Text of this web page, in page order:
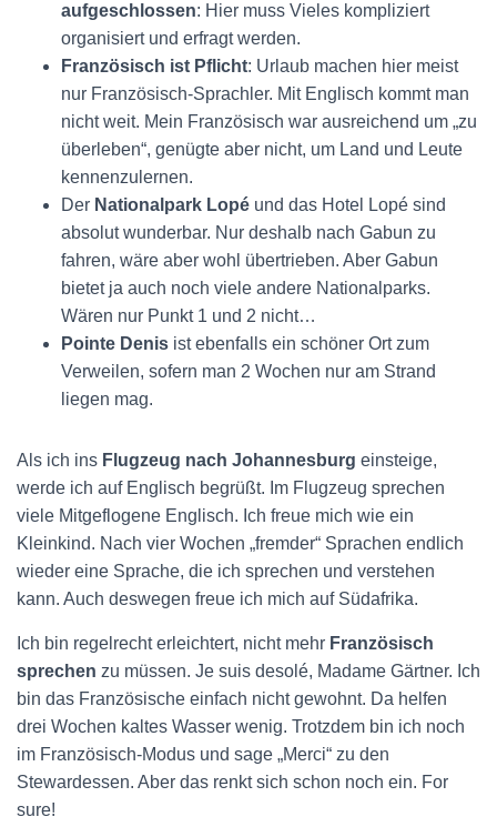
aufgeschlossen: Hier muss Vieles kompliziert
organisiert und erfragt werden.
Französisch ist Pflicht: Urlaub machen hier meist
nur Französisch-Sprachler. Mit Englisch kommt man
nicht weit. Mein Französisch war ausreichend um „zu
überleben“, genügte aber nicht, um Land und Leute
kennenzulernen.
Der Nationalpark Lopé und das Hotel Lopé sind
absolut wunderbar. Nur deshalb nach Gabun zu
fahren, wäre aber wohl übertrieben. Aber Gabun
bietet ja auch noch viele andere Nationalparks.
Wären nur Punkt 1 und 2 nicht…
Pointe Denis ist ebenfalls ein schöner Ort zum
Verweilen, sofern man 2 Wochen nur am Strand
liegen mag.
Als ich ins Flugzeug nach Johannesburg einsteige,
werde ich auf Englisch begrüßt. Im Flugzeug sprechen
viele Mitgeflogene Englisch. Ich freue mich wie ein
Kleinkind. Nach vier Wochen „fremder“ Sprachen endlich
wieder eine Sprache, die ich sprechen und verstehen
kann. Auch deswegen freue ich mich auf Südafrika.
Ich bin regelrecht erleichtert, nicht mehr Französisch
sprechen zu müssen. Je suis desolé, Madame Gärtner. Ich
bin das Französische einfach nicht gewohnt. Da helfen
drei Wochen kaltes Wasser wenig. Trotzdem bin ich noch
im Französisch-Modus und sage „Merci“ zu den
Stewardessen. Aber das renkt sich schon noch ein. For
sure!